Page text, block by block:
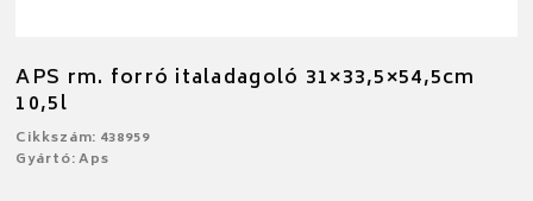
APS rm. forró italadagoló 31×33,5×54,5cm
10,5l
Cikkszám: 438959
Gyártó: Aps